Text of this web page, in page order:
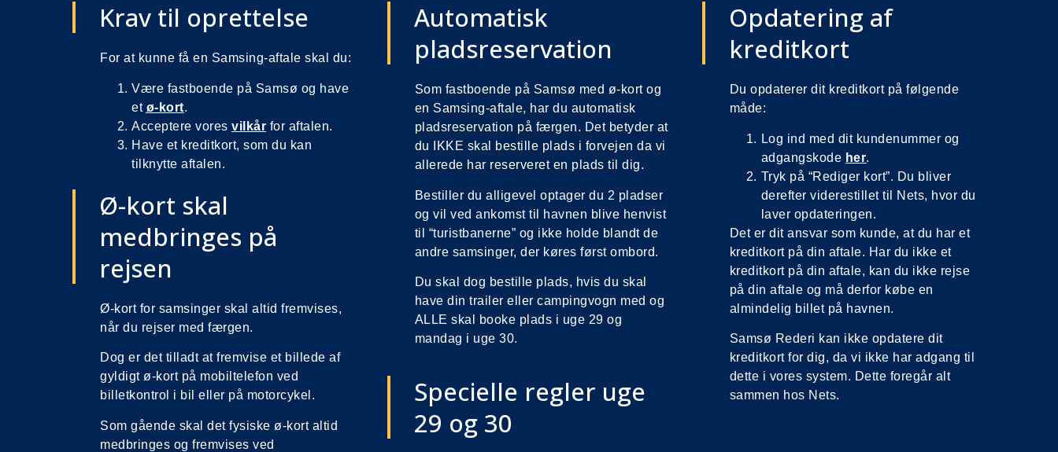
Krav til oprettelse
For at kunne få en Samsing-aftale skal du:
Være fastboende på Samsø og have
et ø-kort.
Acceptere vores vilkår for aftalen.
Have et kreditkort, som du kan
tilknytte aftalen.
Ø-kort skal
medbringes på
rejsen
Ø-kort for samsinger skal altid fremvises,
når du rejser med færgen.
Dog er det tilladt at fremvise et billede af
gyldigt ø-kort på mobiltelefon ved
billetkontrol i bil eller på motorcykel.
Som gående skal det fysiske ø-kort altid
medbringes og fremvises ved
Automatisk
pladsreservation
Som fastboende på Samsø med ø-kort og
en Samsing-aftale, har du automatisk
pladsreservation på færgen. Det betyder at
du IKKE skal bestille plads i forvejen da vi
allerede har reserveret en plads til dig.
Bestiller du alligevel optager du 2 pladser
og vil ved ankomst til havnen blive henvist
til “turistbanerne” og ikke holde blandt de
andre samsinger, der køres først ombord.
Du skal dog bestille plads, hvis du skal
have din trailer eller campingvogn med og
ALLE skal booke plads i uge 29 og
mandag i uge 30.
Specielle regler uge
29 og 30
Opdatering af
kreditkort
Du opdaterer dit kreditkort på følgende
måde:
Log ind med dit kundenummer og
adgangskode her.
Tryk på “Rediger kort”. Du bliver
derefter viderestillet til Nets, hvor du
laver opdateringen.
Det er dit ansvar som kunde, at du har et
kreditkort på din aftale. Har du ikke et
kreditkort på din aftale, kan du ikke rejse
på din aftale og må derfor købe en
almindelig billet på havnen.
Samsø Rederi kan ikke opdatere dit
kreditkort for dig, da vi ikke har adgang til
dette i vores system. Dette foregår alt
sammen hos Nets.